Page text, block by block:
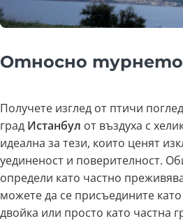
Относно турнето
Получете изглед от птичи
град Истанбул от въздуха с
идеална за тези, които ценят
уединеност и поверителност.
определи като частно
можете да се присъедините
двойка или просто като частна